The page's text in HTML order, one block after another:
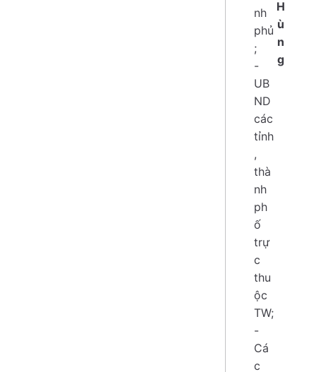
nh
phủ
;
-
UB
ND
các
tỉnh
,
thà
nh
ph
ố
trự
c
thu
ộc
TW;
-
Cá
c
H
ù
n
g